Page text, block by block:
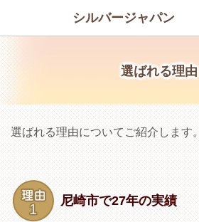
シルバージャパン
選ばれる理由
選ばれる理由についてご紹介します。
尼崎市で27年の実績